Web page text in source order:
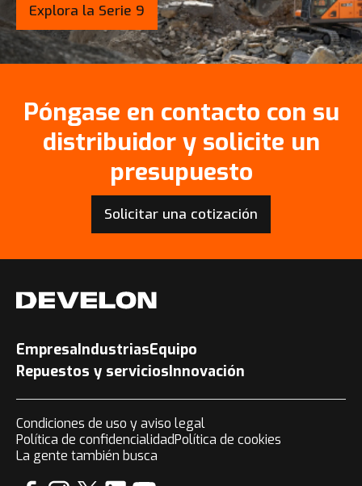
Explora la Serie 9
Póngase en contacto con su
distribuidor y solicite un
presupuesto
Solicitar una cotización
EmpresaIndustriasEquipo
Repuestos y serviciosInnovación
Condiciones de uso y aviso legal
Política de confidencialidadPolítica de cookies
La gente también busca